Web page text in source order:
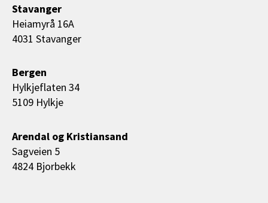
Stavanger
Heiamyrå 16A
4031 Stavanger
Bergen
Hylkjeflaten 34
5109 Hylkje
Arendal og Kristiansand
Sagveien 5
4824 Bjorbekk